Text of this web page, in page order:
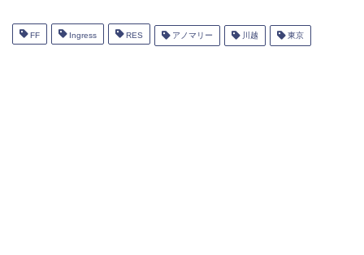
FF Ingress RES アノマリー 川越 東京